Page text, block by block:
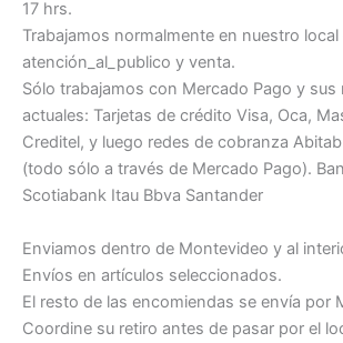
17 hrs.
Trabajamos normalmente en nuestro
atención_al_publico y venta.
Sólo trabajamos con Mercado Pago y sus
actuales: Tarjetas de crédito Visa, Oca,
Creditel, y luego redes de cobranza
(todo sólo a través de Mercado Pago).
Scotiabank Itau Bbva Santander
Enviamos dentro de Montevideo y al
Envíos en artículos seleccionados.
El resto de las encomiendas se envía por
Coordine su retiro antes de pasar por el